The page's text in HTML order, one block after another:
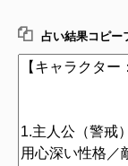
占い結果コピー